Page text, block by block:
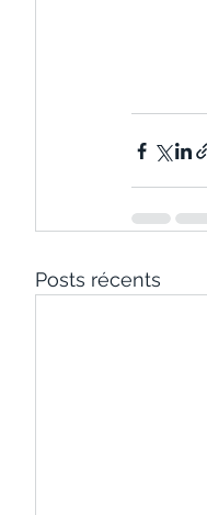
Posts récents